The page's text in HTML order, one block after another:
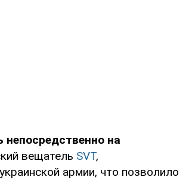
непосредственно на
вещатель SVT,
армии, что позволило